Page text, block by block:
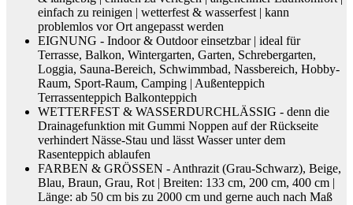
einfach zu reinigen | wetterfest & wasserfest | kann
problemlos vor Ort angepasst werden
EIGNUNG - Indoor & Outdoor einsetzbar | ideal für
Terrasse, Balkon, Wintergarten, Garten, Schrebergarten,
Loggia, Sauna-Bereich, Schwimmbad, Nassbereich, Hobby-
Raum, Sport-Raum, Camping | Außenteppich
Terrassenteppich Balkonteppich
WETTERFEST & WASSERDURCHLÄSSIG - denn die
Drainagefunktion mit Gummi Noppen auf der Rückseite
verhindert Nässe-Stau und lässt Wasser unter dem
Rasenteppich ablaufen
FARBEN & GRÖSSEN - Anthrazit (Grau-Schwarz), Beige,
Blau, Braun, Grau, Rot | Breiten: 133 cm, 200 cm, 400 cm |
Länge: ab 50 cm bis zu 2000 cm und gerne auch nach Maß